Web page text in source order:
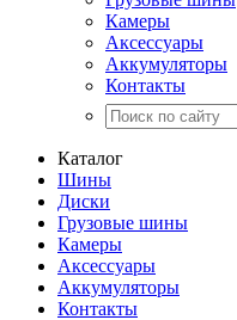
Камеры
Аксессуары
Аккумуляторы
Контакты
Каталог
Шины
Диски
Грузовые шины
Камеры
Аксессуары
Аккумуляторы
Контакты